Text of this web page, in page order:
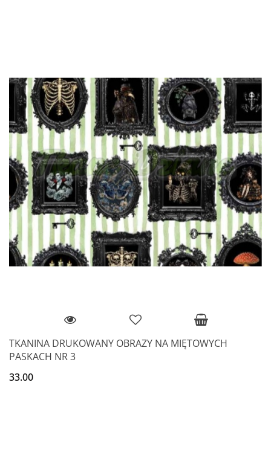
TKANINA DRUKOWANY OBRAZY NA MIĘTOWYCH
PASKACH NR 3
33.00